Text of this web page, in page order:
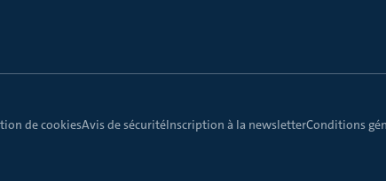
de cookiesAvis de sécuritéInscription à la newsletterConditions